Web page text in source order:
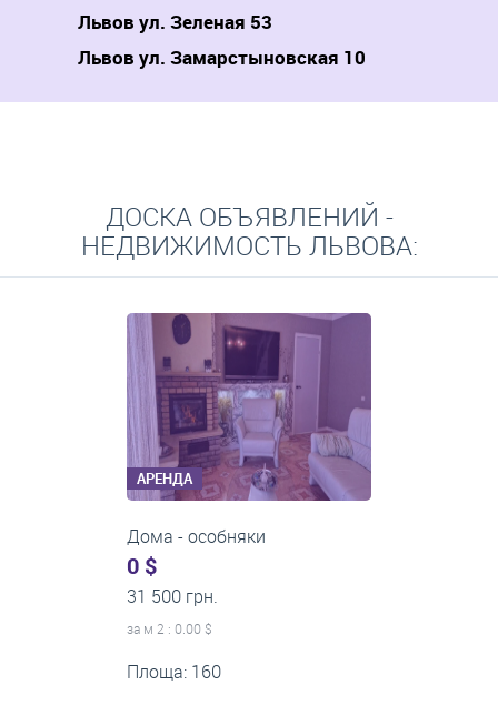
Львов ул. Зеленая 53
Львов ул. Замарстыновская 10
ДОСКА ОБЪЯВЛЕНИЙ -
НЕДВИЖИМОСТЬ ЛЬВОВА:
АРЕНДА
Дома - особняки
0 $
31 500 грн.
за м 2 : 0.00 $
Площа: 160